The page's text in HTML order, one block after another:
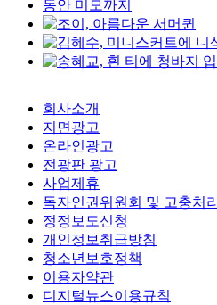
회사소개
지면광고
온라인광고
전광판 광고
사업제휴
독자인권위원회 및 고충처리
정정보도신청
개인정보취급방침
청소년보호정책
이용자약관
디지털뉴스이용규칙